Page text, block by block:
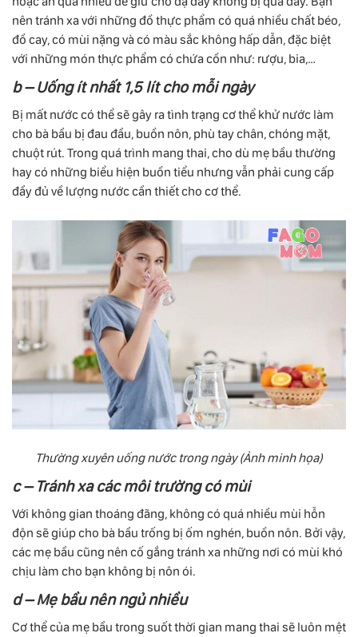
nên tránh xa với những đồ thực phẩm có quá nhiều chất béo,
đồ cay, có mùi nặng và có màu sắc không hấp dẫn, đặc biệt
với những món thực phẩm có chứa cồn như: rượu, bia,…
b – Uống ít nhất 1,5 lít cho mỗi ngày
Bị mất nước có thể sẽ gây ra tình trạng cơ thể khử nước làm
cho bà bầu bị đau đầu, buồn nôn, phù tay chân, chóng mặt,
chuột rút. Trong quá trình mang thai, cho dù mẹ bầu thường
hay có những biểu hiện buồn tiểu nhưng vẫn phải cung cấp
đầy đủ về lượng nước cần thiết cho cơ thể.
Thường xuyên uống nước trong ngày (Ảnh minh họa)
c – Tránh xa các môi trường có mùi
Với không gian thoáng đãng, không có quá nhiều mùi hỗn
độn sẽ giúp cho bà bầu trống bị ốm nghén, buồn nôn. Bởi vậy,
các mẹ bầu cũng nên cố gắng tránh xa những nơi có mùi khó
chịu làm cho bạn không bị nôn ói.
d – Mẹ bầu nên ngủ nhiều
Cơ thể của mẹ bầu trong suốt thời gian mang thai sẽ luôn mệt